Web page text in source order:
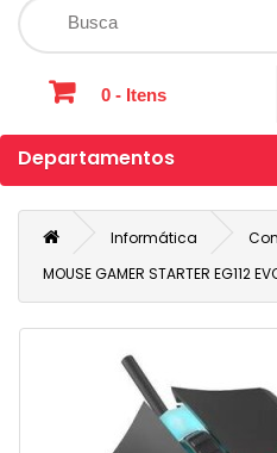
0 - Itens
Departamentos
Informática
MOUSE GAMER STARTER EG112